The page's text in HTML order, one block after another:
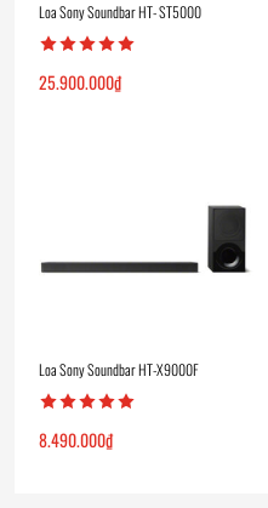
Loa Sony Soundbar HT- ST5000
25.900.000₫
Loa Sony Soundbar HT-X9000F
8.490.000₫